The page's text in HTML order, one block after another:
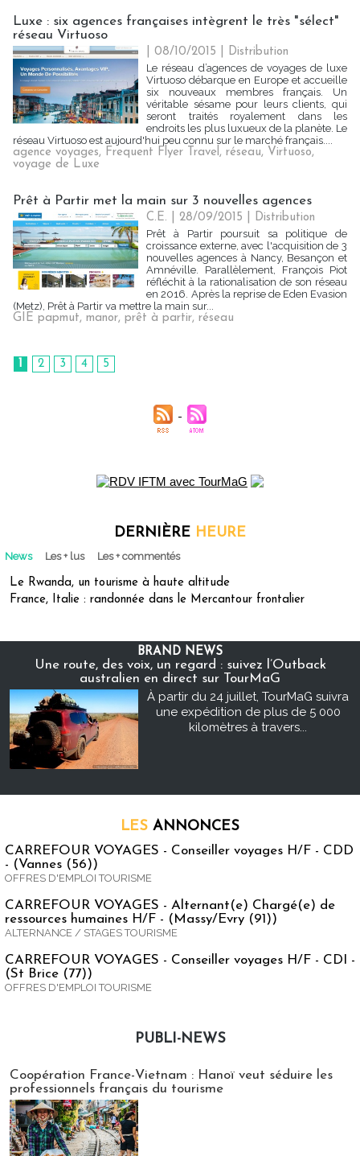
Luxe : six agences françaises intègrent le très "sélect"
réseau Virtuoso
| 08/10/2015
Distribution
Le réseau d’agences de voyages de luxe
Virtuoso débarque en Europe et accueille
six nouveaux membres français. Un
véritable sésame pour leurs clients, qui
seront traités royalement dans les
endroits les plus luxueux de la planète. Le
réseau Virtuoso est aujourd'hui peu connu sur le marché français....
agence voyages, Frequent Flyer Travel, réseau, Virtuoso,
voyage de Luxe
Prêt à Partir met la main sur 3 nouvelles agences
C.E. | 28/09/2015
Distribution
Prêt à Partir poursuit sa politique de
croissance externe, avec l'acquisition de 3
nouvelles agences à Nancy, Besançon et
Amnéville. Parallèlement, François Piot
réfléchit à la rationalisation de son réseau
en 2016. Après la reprise de Eden Evasion
(Metz), Prêt à Partir va mettre la main sur...
GIE papmut, manor, prêt à partir, réseau
1 2 3 4 5
DERNIÈRE HEURE
News Les + lus Les + commentés
Le Rwanda, un tourisme à haute altitude
France, Italie : randonnée dans le Mercantour frontalier
BRAND NEWS
Une route, des voix, un regard : suivez l’Outback
australien en direct sur TourMaG
À partir du 24 juillet, TourMaG suivra
une expédition de plus de 5 000
kilomètres à travers...
LES ANNONCES
CARREFOUR VOYAGES - Conseiller voyages H/F - CDD
- (Vannes (56))
OFFRES D'EMPLOI TOURISME
CARREFOUR VOYAGES - Alternant(e) Chargé(e) de
ressources humaines H/F - (Massy/Evry (91))
ALTERNANCE / STAGES TOURISME
CARREFOUR VOYAGES - Conseiller voyages H/F - CDI -
(St Brice (77))
OFFRES D'EMPLOI TOURISME
PUBLI-NEWS
Coopération France-Vietnam : Hanoï veut séduire les
professionnels français du tourisme